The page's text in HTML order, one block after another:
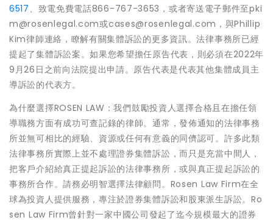
6517 、致電免費電話866-767-3653，或者寄送電子郵件至pki
m@rosenlegal.com或cases@rosenlegal.com，與Phillip
Kim律師連絡，瞭解有關集體訴訟的更多資訊。法律事務所已經
提起了集體訴訟案。如果您希望擔任原告代表，則必須在2022年
9月26日之前向法院提出申請。原告代表是代表其他集體成員主
導訴訟的代表方。
為什麼選擇ROSEN LAW：我們鼓勵投資人選擇合格且在擔任領
導職務方面有成功可查記錄的律師。通常，發佈通知的法律事務
所並無可相比的經驗、資源或任何有意義的同儕認可。許多此類
法律事務所實際上並不處理證券集體訴訟，而只是充當中間人，
把客戶介紹給真正提起訴訟的法律事務所，或與真正提起訴訟的
事務所合作。請務必明智選擇法律顧問。Rosen Law Firm在全
球為投資人提供服務，專注於證券集體訴訟和股東派生訴訟。Ro
sen Law Firm曾針對一家中國公司發起了迄今規模最大的證券